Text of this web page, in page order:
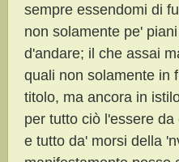
sempre essendomi di
non solamente pe'
d'andare; il che assai
quali non solamente in
titolo, ma ancora in
per tutto ciò l'essere
e tutto da' morsi della